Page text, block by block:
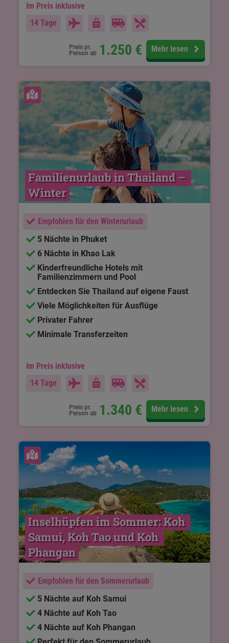
Im Preis inklusive
14 Tage
Preis pr.
Person ab 1.250 € Mehr lesen
Familienurlaub in Thailand –
Winter
Empfohlen für den Winterurlaub
5 Nächte in Phuket
6 Nächte in Khao Lak
Kinderfreundliche Hotels mit
Familienzimmern und Pool
Entdecken Sie Thailand auf eigene Faust
Viele Möglichkeiten für Ausflüge
Privater Fahrer
Minimale Transferzeiten
Im Preis inklusive
14 Tage
Preis pr.
Person ab 1.340 € Mehr lesen
Karte ansehen
Inselhüpfen im Sommer: Koh
Samui, Koh Tao und Koh
Phangan
Empfohlen für den Sommerurlaub
5 Nächte auf Koh Samui
4 Nächte auf Koh Tao
4 Nächte auf Koh Phangan